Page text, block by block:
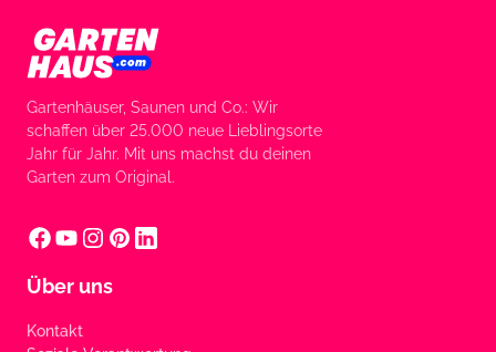
Gartenhäuser, Saunen und Co.: Wir
schaffen über 25.000 neue Lieblingsorte
Jahr für Jahr. Mit uns machst du deinen
Garten zum Original.
Über uns
Kontakt